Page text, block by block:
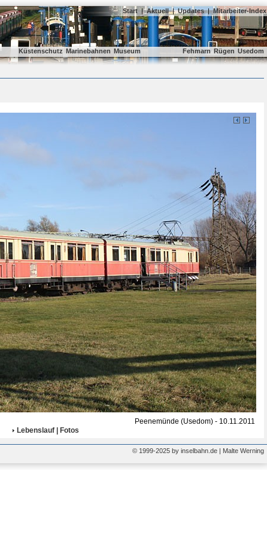
Start | Aktuell | Updates | Mitarbeiter-Index
Küstenschutz Marinebahnen Museum Fehmarn Rügen Usedom
Peenemünde (Usedom) - 10.11.2011
Lebenslauf | Fotos
© 1999-2025 by inselbahn.de | Malte Werning